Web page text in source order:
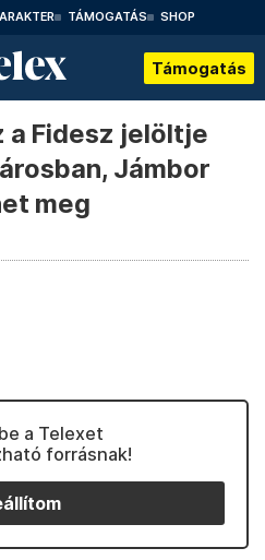
TÁMOGATÁS SHOP
Támogatás
a Fidesz jelöltje
Jámbor
meg
a Telexet
forrásnak!